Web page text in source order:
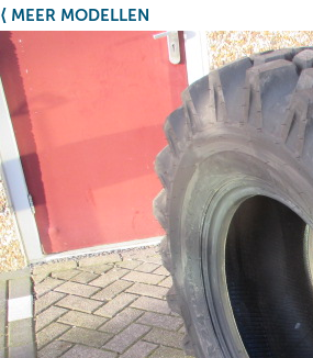
⟨ MEER MODELLEN